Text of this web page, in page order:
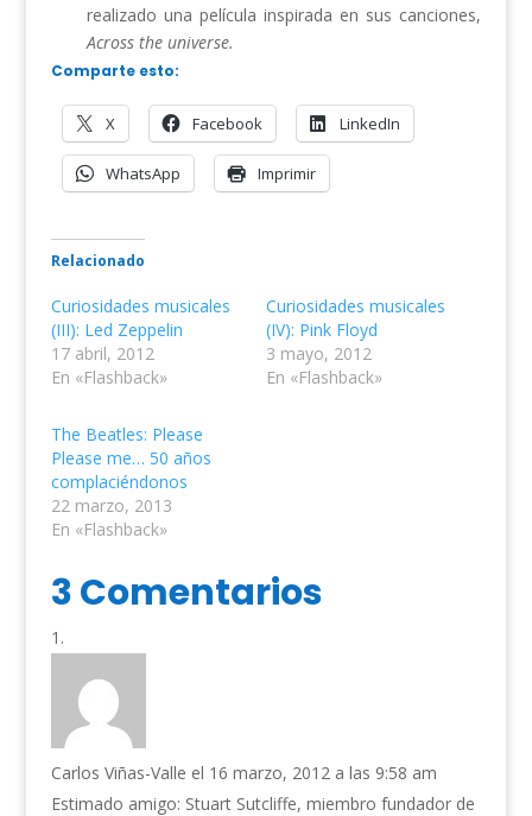
realizado una película inspirada en sus canciones,
Across the universe.
Comparte esto:
X Facebook LinkedIn
WhatsApp Imprimir
Relacionado
Curiosidades musicales
(III): Led Zeppelin
17 abril, 2012
En «Flashback»
Curiosidades musicales
(IV): Pink Floyd
3 mayo, 2012
En «Flashback»
The Beatles: Please
Please me… 50 años
complaciéndonos
22 marzo, 2013
En «Flashback»
3 Comentarios
Carlos Viñas-Valle el 16 marzo, 2012 a las 9:58 am
Estimado amigo: Stuart Sutcliffe, miembro fundador de